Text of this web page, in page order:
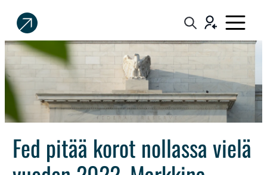
Sijoittaja.fi
Tee
parempia
sijoituspäätöksiä
Fed pitää korot nollassa vielä